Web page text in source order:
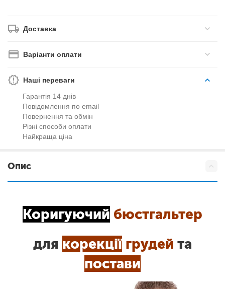
Доставка
Варіанти оплати
Наші переваги
Гарантія 14 днів
Повідомлення по email
Повернення та обмін
Різні способи оплати
Найкраща ціна
Опис
Коригуючий бюстгальтер
для корекції грудей та
постави